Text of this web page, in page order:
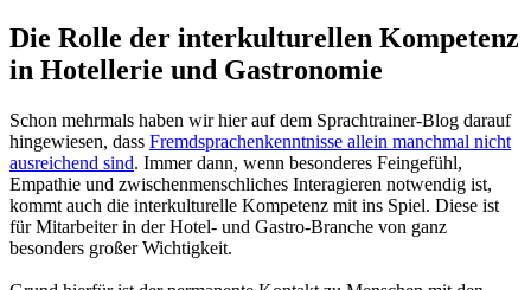
Die Rolle der interkulturellen Kompetenz
in Hotellerie und Gastronomie
Schon mehrmals haben wir hier auf dem Sprachtrainer-Blog darauf
hingewiesen, dass Fremdsprachenkenntnisse allein manchmal nicht
ausreichend sind. Immer dann, wenn besonderes Feingefühl,
Empathie und zwischenmenschliches Interagieren notwendig ist,
kommt auch die interkulturelle Kompetenz mit ins Spiel. Diese ist
für Mitarbeiter in der Hotel- und Gastro-Branche von ganz
besonders großer Wichtigkeit.